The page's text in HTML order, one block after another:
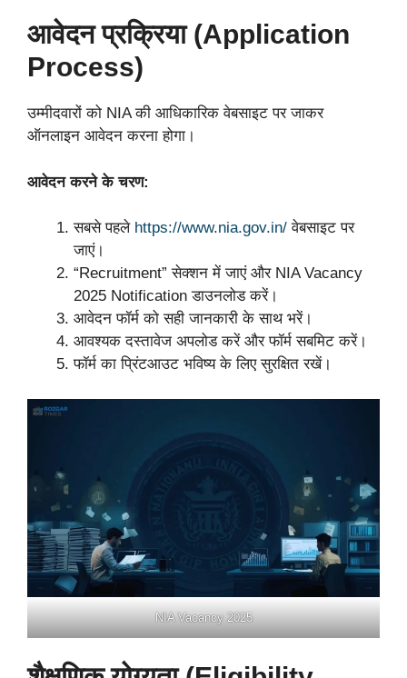
आवेदन प्रक्रिया (Application
Process)
उम्मीदवारों को NIA की आधिकारिक वेबसाइट पर जाकर
ऑनलाइन आवेदन करना होगा।
आवेदन करने के चरण:
सबसे पहले https://www.nia.gov.in/ वेबसाइट पर
जाएं।
“Recruitment” सेक्शन में जाएं और NIA Vacancy
2025 Notification डाउनलोड करें।
आवेदन फॉर्म को सही जानकारी के साथ भरें।
आवश्यक दस्तावेज अपलोड करें और फॉर्म सबमिट करें।
फॉर्म का प्रिंटआउट भविष्य के लिए सुरक्षित रखें।
NIA Vacancy 2025